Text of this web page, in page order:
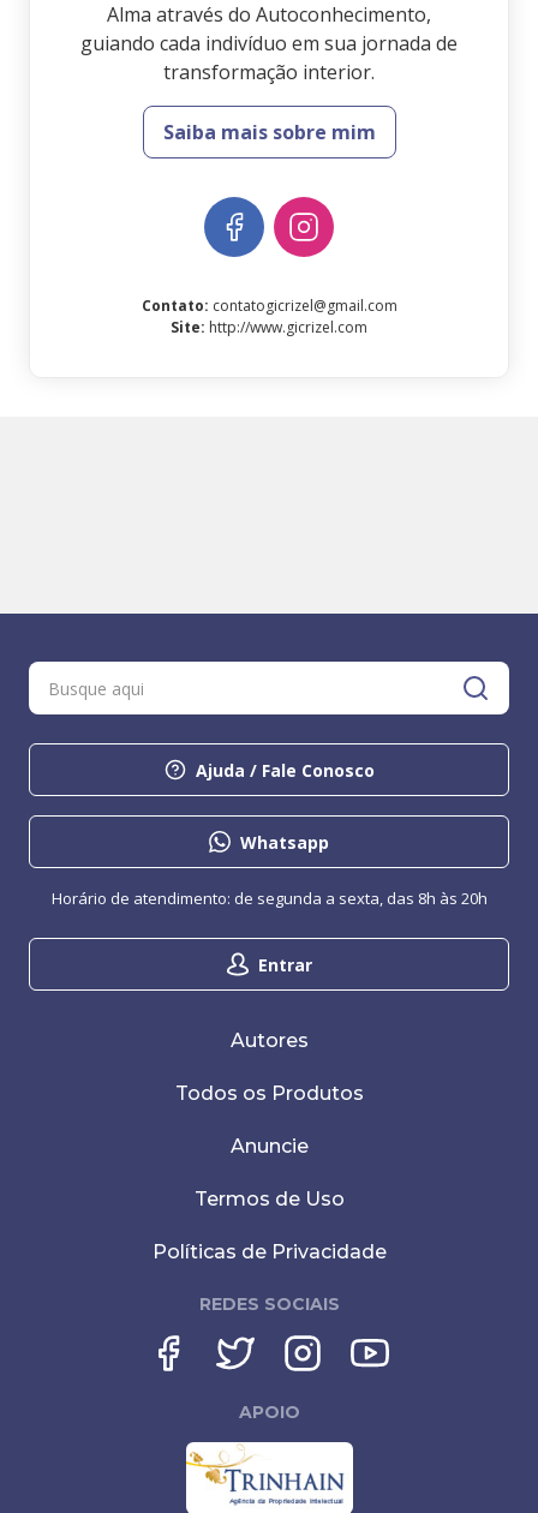
Alma através do Autoconhecimento,
guiando cada indivíduo em sua jornada de
transformação interior.
Saiba mais sobre mim
Contato: contatogicrizel@gmail.com
Site: http://www.gicrizel.com
Ajuda / Fale Conosco
Whatsapp
Entrar
Horário de atendimento: de segunda a sexta, das 8h às 20h
Autores
Todos os Produtos
Anuncie
Termos de Uso
Políticas de Privacidade
REDES SOCIAIS
APOIO